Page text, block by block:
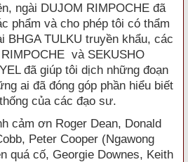
ngài DUJOM RIMPOCHE đã
phẩm và cho phép tôi có thẩm
BHGA TULKU truyền khẩu, các
và SEKUSHO
đã giúp tôi dịch những đoạn
ai đã đóng góp phần hiểu biết
của các đạo sư.
cảm ơn Roger Dean, Donald
Peter Cooper (Ngawong
quá cố, Georgie Downes, Keith